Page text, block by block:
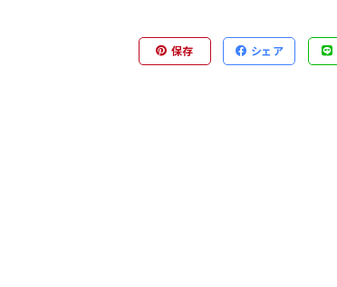
保存 シェア